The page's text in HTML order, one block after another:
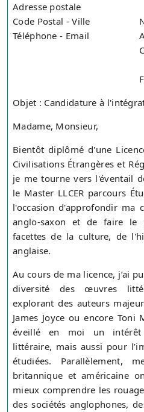
Adresse postale
Code Postal - Ville
Téléphone - Email
Objet : Candidature à
Madame, Monsieur,
Bientôt diplômé d'une
Civilisations Étrangères et
je me tourne vers l'éventail
le Master LLCER parcours
l'occasion d'approfondir ma
anglo-saxon et de faire le
facettes de la culture, de
anglaise.
Au cours de ma licence, j’ai
diversité des œuvres
explorant des auteurs
James Joyce ou encore
éveillé en moi un intérêt
littéraire, mais aussi pour
étudiées. Parallèlement,
britannique et américaine
mieux comprendre les
des sociétés anglophones,